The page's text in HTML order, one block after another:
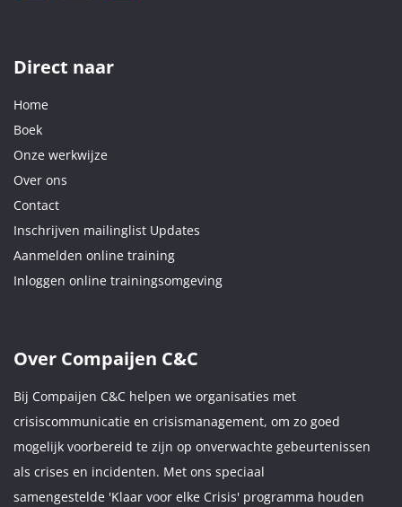
Direct naar
Home
Boek
Onze werkwijze
Over ons
Contact
Inschrijven mailinglist Updates
Aanmelden online training
Inloggen online trainingsomgeving
Over Compaijen C&C
Bij Compaijen C&C helpen we organisaties met
crisiscommunicatie en crisismanagement, om zo goed
mogelijk voorbereid te zijn op onverwachte gebeurtenissen
als crises en incidenten. Met ons speciaal
samengestelde 'Klaar voor elke Crisis' programma houden